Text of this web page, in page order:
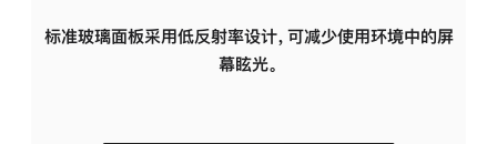
标准玻璃面板采用低反射率设计，可减少使用环境中的屏
幕眩光。